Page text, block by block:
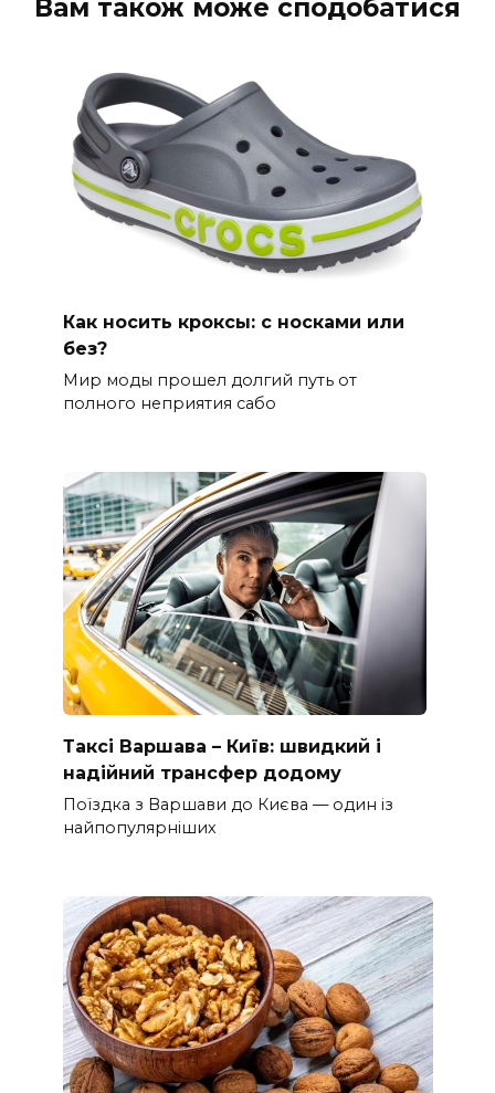
Вам також може сподобатися
Как носить кроксы: с носками или
без?
Мир моды прошел долгий путь от
полного неприятия сабо
Таксі Варшава – Київ: швидкий і
надійний трансфер додому
Поїздка з Варшави до Києва — один із
найпопулярніших